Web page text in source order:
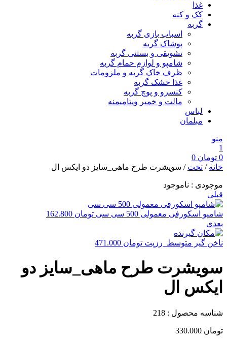
غذا
کک و کنه
گربه
اسباب بازی گربه
پوشاک گربه
تشویقی و بستنی گربه
شامپو و لوازم حمام گربه
ظرف خاک گربه و ملزومات
غذا خشک گربه
کنسرو و پوچ گربه
مالت و خمیر ویتامیمنه
لباس
مبلمان
منو
1
0 تومان
خانه / تخت / سویشرت طرح ماهی_سایز دو ایکس ال
موجودی : ناموجود
قبلی
شامپو اسکورفی معمولی 500 سی سی تومان
بعدی
ناخن گیر متوسط_رزپت تومان
سویشرت طرح ماهی_سایز دو
ایکس ال
شناسه محصول : 218
تومان